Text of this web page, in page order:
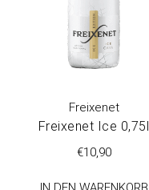
Freixenet
Freixenet Ice 0,75l
€10,90